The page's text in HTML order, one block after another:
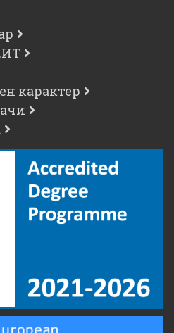
карактер